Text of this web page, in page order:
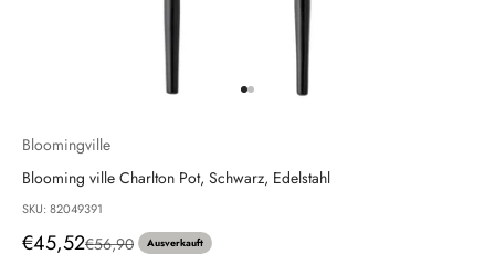
Gehe zu Element 1
Gehe zu Element 2
Bloomingville
Blooming ville Charlton Pot, Schwarz, Edelstahl
SKU: 82049391
Angebot
€45,52Regulärer Preis
€56,90 Ausverkauft